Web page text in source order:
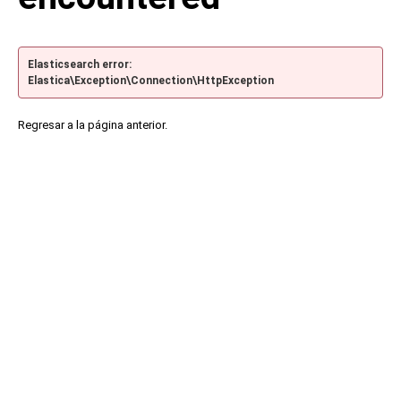
Elasticsearch error:
Elastica\Exception\Connection\HttpException
Regresar a la página anterior.